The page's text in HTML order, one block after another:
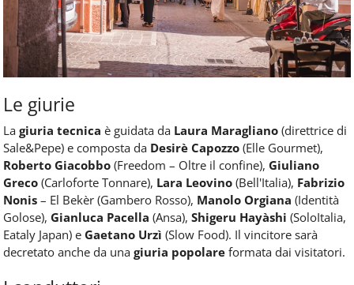
Le giurie
La giuria tecnica è guidata da Laura Maragliano (direttrice di
Sale&Pepe) e composta da Desirè Capozzo (Elle Gourmet),
Roberto Giacobbo (Freedom – Oltre il confine), Giuliano
Greco (Carloforte Tonnare), Lara Leovino (Bell'Italia), Fabrizio
Nonis – El Bekèr (Gambero Rosso), Manolo Orgiana (Identità
Golose), Gianluca Pacella (Ansa), Shigeru Hayàshi (SoloItalia,
Eataly Japan) e Gaetano Urzì (Slow Food). Il vincitore sarà
decretato anche da una giuria popolare formata dai visitatori.